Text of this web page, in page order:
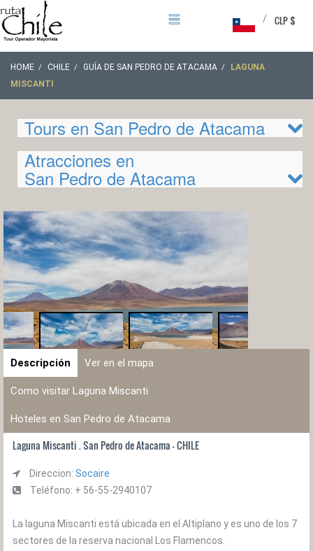
CLP $
/
HOME CHILE GUÍA DE SAN PEDRO DE ATACAMA
LAGUNA
MISCANTI
Tours en San Pedro de Atacama
Atracciones en
San Pedro de Atacama
Descripción Ver en el mapa
Como visitar Laguna Miscanti
Hoteles en San Pedro de Atacama
Laguna Miscanti . San Pedro de Atacama - CHILE
Direccion: Socaire
Teléfono: + 56-55-2940107
La laguna Miscanti está ubicada en el Altiplano y es uno de los 7
sectores de la reserva nacional Los Flamencos.